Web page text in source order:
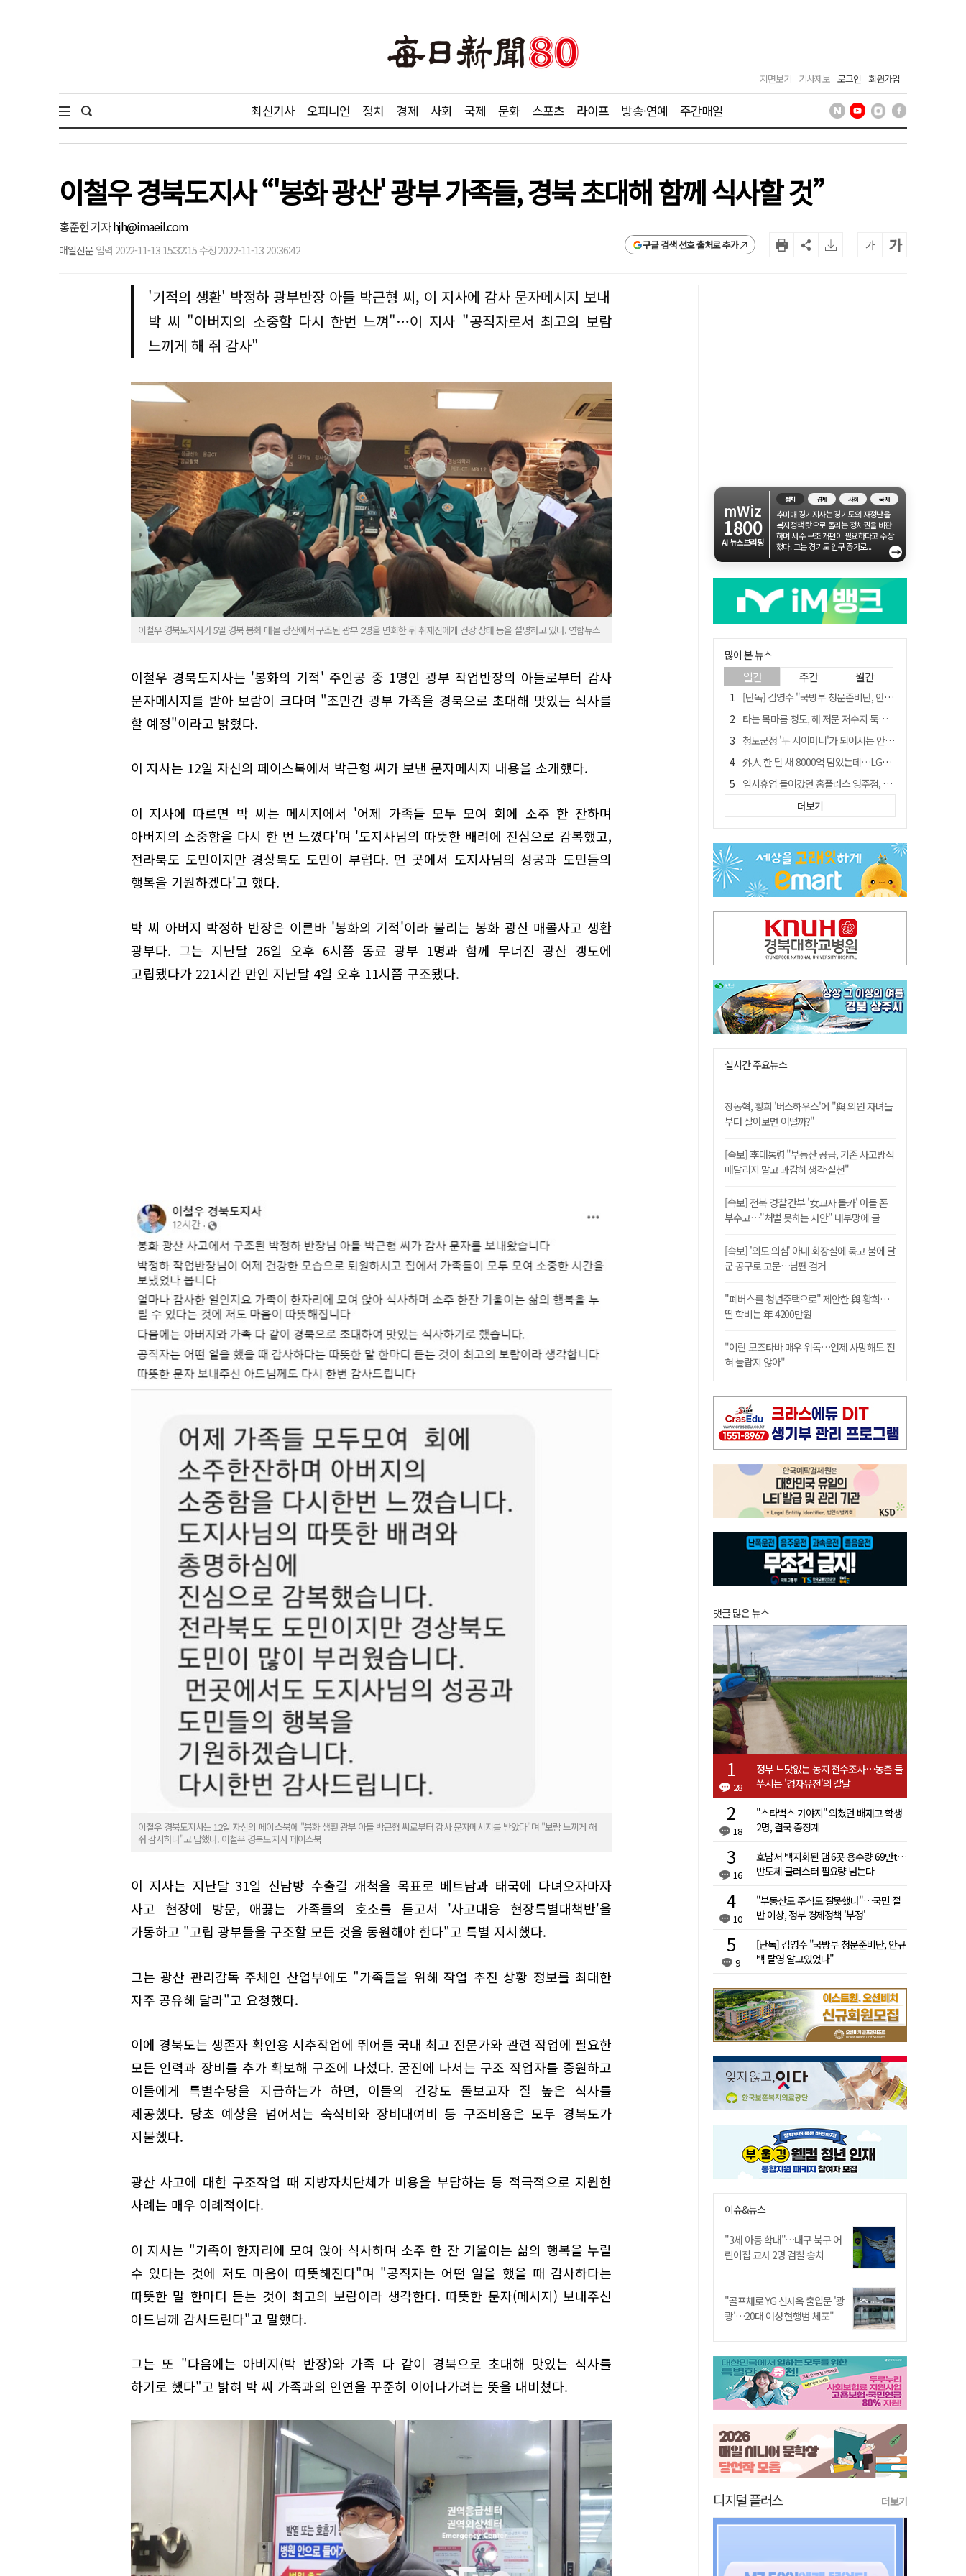
지면보기 기사제보 로그인 회원가입
최신기사 오피니언 정치 경제 사회 국제 문화 스포츠 라이프 방송·연예 주간매일
이철우 경북도지사 “'봉화 광산' 광부 가족들, 경북 초대해 함께 식사할 것”
홍준헌 기자hjh@imaeil.com
매일신문 입력 2022-11-13 15:32:15 수정 2022-11-13 20:36:42 구글 검색 선호 출처로 추가 가 가
'기적의 생환' 박정하 광부반장 아들 박근형 씨, 이 지사에 감사 문자메시지 보내
박 씨 "아버지의 소중함 다시 한번 느껴"…이 지사 "공직자로서 최고의 보람
느끼게 해 줘 감사"
이철우 경북도지사가 5일 경북 봉화 매몰 광산에서 구조된 광부 2명을 면회한 뒤 취재진에게 건강 상태 등을 설명하고 있다. 연합뉴스
이철우 경북도지사는 '봉화의 기적' 주인공 중 1명인 광부 작업반장의 아들로부터 감사
문자메시지를 받아 보람이 크다며 "조만간 광부 가족을 경북으로 초대해 맛있는 식사를
할 예정"이라고 밝혔다.
이 지사는 12일 자신의 페이스북에서 박근형 씨가 보낸 문자메시지 내용을 소개했다.
이 지사에 따르면 박 씨는 메시지에서 '어제 가족들 모두 모여 회에 소주 한 잔하며
아버지의 소중함을 다시 한 번 느꼈다'며 '도지사님의 따뜻한 배려에 진심으로 감복했고,
전라북도 도민이지만 경상북도 도민이 부럽다. 먼 곳에서 도지사님의 성공과 도민들의
행복을 기원하겠다'고 했다.
박 씨 아버지 박정하 반장은 이른바 '봉화의 기적'이라 불리는 봉화 광산 매몰사고 생환
광부다. 그는 지난달 26일 오후 6시쯤 동료 광부 1명과 함께 무너진 광산 갱도에
고립됐다가 221시간 만인 지난달 4일 오후 11시쯤 구조됐다.
이철우 경북도지사는 12일 자신의 페이스북에 "봉화 생환 광부 아들 박근형 씨로부터 감사 문자메시지를 받았다"며 "보람 느끼게 해
줘 감사하다"고 답했다. 이철우 경북도지사 페이스북
이 지사는 지난달 31일 신남방 수출길 개척을 목표로 베트남과 태국에 다녀오자마자
사고 현장에 방문, 애끓는 가족들의 호소를 듣고서 '사고대응 현장특별대책반'을
가동하고 "고립 광부들을 구조할 모든 것을 동원해야 한다"고 특별 지시했다.
그는 광산 관리감독 주체인 산업부에도 "가족들을 위해 작업 추진 상황 정보를 최대한
자주 공유해 달라"고 요청했다.
이에 경북도는 생존자 확인용 시추작업에 뛰어들 국내 최고 전문가와 관련 작업에 필요한
모든 인력과 장비를 추가 확보해 구조에 나섰다. 굴진에 나서는 구조 작업자를 증원하고
이들에게 특별수당을 지급하는가 하면, 이들의 건강도 돌보고자 질 높은 식사를
제공했다. 당초 예상을 넘어서는 숙식비와 장비대여비 등 구조비용은 모두 경북도가
지불했다.
광산 사고에 대한 구조작업 때 지방자치단체가 비용을 부담하는 등 적극적으로 지원한
사례는 매우 이례적이다.
이 지사는 "가족이 한자리에 모여 앉아 식사하며 소주 한 잔 기울이는 삶의 행복을 누릴
수 있다는 것에 저도 마음이 따뜻해진다"며 "공직자는 어떤 일을 했을 때 감사하다는
따뜻한 말 한마디 듣는 것이 최고의 보람이라 생각한다. 따뜻한 문자(메시지) 보내주신
아드님께 감사드린다"고 말했다.
그는 또 "다음에는 아버지(박 반장)와 가족 다 같이 경북으로 초대해 맛있는 식사를
하기로 했다"고 밝혀 박 씨 가족과의 인연을 꾸준히 이어나가려는 뜻을 내비쳤다.
mWiz
1800
AI 뉴스브리핑
정치 경제 사회 국제
추미애 경기지사는 경기도의 재정난을
복지정책 탓으로 돌리는 정치권을 비판
하며 세수 구조 개편이 필요하다고 주장
했다. 그는 경기도 인구 증가로...
→
많이 본 뉴스
일간 주간 월간
[단독] 김영수 "국방부 청문준비단, 안규백 탈영 알고있었다"
타는 목마름 청도, 해 저문 저수지 둑에 군수가 서 있었다
청도군정 '두 시어머니'가 되어서는 안된다
外人 한 달 새 8000억 담았는데…LG이노텍 목표주가는 왜 엇갈릴까
임시휴업 들어갔던 홈플러스 영주점, 7일 영업 재개…지하 1층만 운영
신세계사이먼, 대구 아울렛 토지매매 계약 체결… 사업 본궤도
"폐기 버스 개조해 청년주택" 與 황희…'딸 학비는 年 4200만원'
이의준 전 경북도 새마을봉사과장, 제28대 울릉군 부군수 취임
"상법개정해도 주주가 '봉'"…하이닉스 솔리다임 상장설에 술렁[개미와글와글]
더보기
실시간 주요뉴스
장동혁, 황희 '버스하우스'에 "與 의원 자녀들
부터 살아보면 어떨까?"
[속보] 李대통령 "부동산 공급, 기존 사고방식
매달리지 말고 과감히 생각·실천"
[속보] 전북 경찰 간부 '女교사 몰카' 아들 폰
부수고…"처벌 못하는 사안" 내부망에 글
[속보] '외도 의심' 아내 화장실에 묶고 불에 달
군 공구로 고문…남편 검거
"폐버스를 청년주택으로" 제안한 與 황희…
딸 학비는 年 4200만원
"이란 모즈타바 매우 위독…언제 사망해도 전
혀 놀랍지 않아"
댓글 많은 뉴스
28
정부 느닷없는 농지 전수조사…농촌 들
쑤시는 '경자유전'의 칼날
18
"스타벅스 가야지" 외쳤던 배재고 학생
2명, 결국 중징계
16
호남서 백지화된 댐 6곳 용수량 69만t…
반도체 클러스터 필요량 넘는다
10
"부동산도 주식도 잘못했다"…국민 절
반 이상, 정부 경제정책 '부정'
9
[단독] 김영수 "국방부 청문준비단, 안규
백 탈영 알고있었다"
이슈&뉴스
"3세 아동 학대"…대구 북구 어
린이집 교사 2명 검찰 송치
"골프채로 YG 신사옥 출입문 '쾅
쾅'…20대 여성 현행범 체포"
디지털 플러스 더보기